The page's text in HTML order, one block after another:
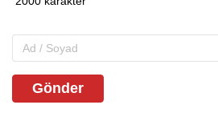
Gönder